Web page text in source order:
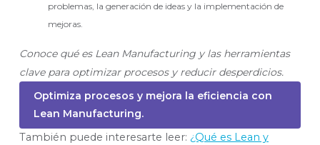
problemas, la generación de ideas y la implementación de
mejoras.
Conoce qué es Lean Manufacturing y las herramientas
clave para optimizar procesos y reducir desperdicios.
Optimiza procesos y mejora la eficiencia con
Lean Manufacturing.
También puede interesarte leer: ¿Qué es Lean y